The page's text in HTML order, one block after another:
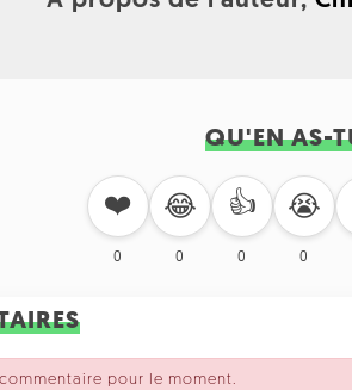
QU'EN AS-
❤️
0
😂
0
👍
0
😭
0
commentaire pour le moment.